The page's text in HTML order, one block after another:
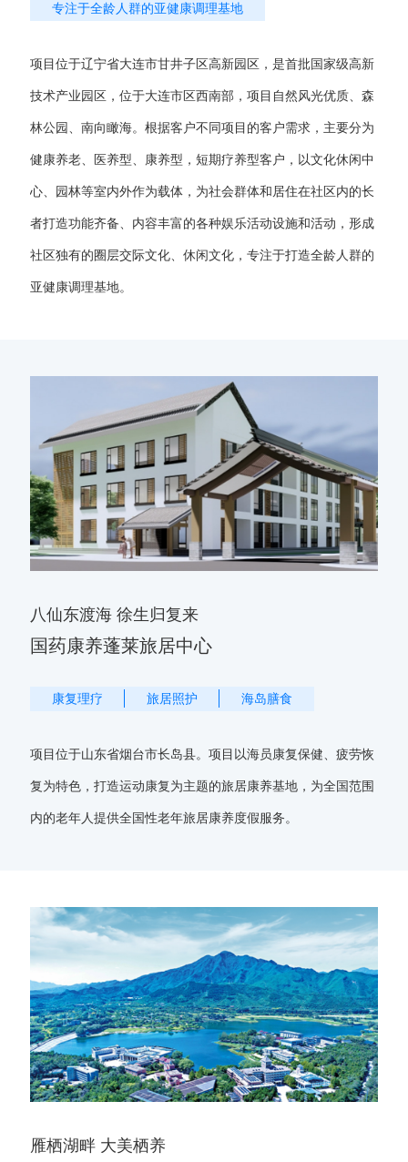
专注于全龄人群的亚健康调理基地
项目位于辽宁省大连市甘井子区高新园区，是首批国家级高新
技术产业园区，位于大连市区西南部，项目自然风光优质、森
林公园、南向瞰海。根据客户不同项目的客户需求，主要分为
健康养老、医养型、康养型，短期疗养型客户，以文化休闲中
心、园林等室内外作为载体，为社会群体和居住在社区内的长
者打造功能齐备、内容丰富的各种娱乐活动设施和活动，形成
社区独有的圈层交际文化、休闲文化，专注于打造全龄人群的
亚健康调理基地。
八仙东渡海 徐生归复来
国药康养蓬莱旅居中心
康复理疗 旅居照护 海岛膳食
项目位于山东省烟台市长岛县。项目以海员康复保健、疲劳恢
复为特色，打造运动康复为主题的旅居康养基地，为全国范围
内的老年人提供全国性老年旅居康养度假服务。
雁栖湖畔 大美栖养